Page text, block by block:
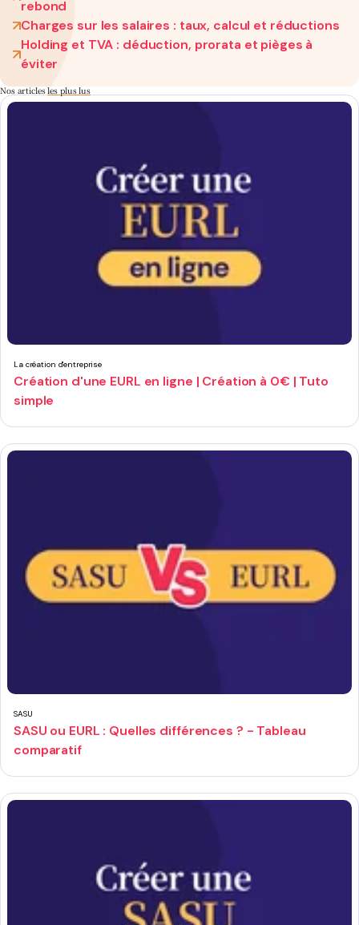
rebond
Charges sur les salaires : taux, calcul et réductions
Holding et TVA : déduction, prorata et pièges à
éviter
Nos articlesles plus lus
La création d'entreprise
Création d'une EURL en ligne | Création à 0€ | Tuto
simple
SASU
SASU ou EURL : Quelles différences ? - Tableau
comparatif